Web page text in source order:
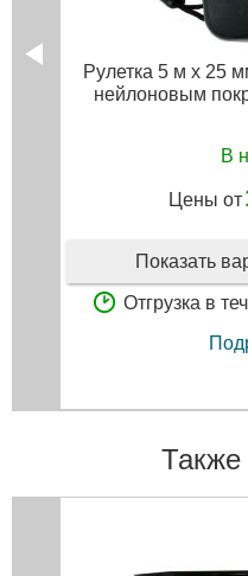
Рулетка 5 м x 25
нейлоновым
В
Цены от
Показать
Отгрузка в
Также